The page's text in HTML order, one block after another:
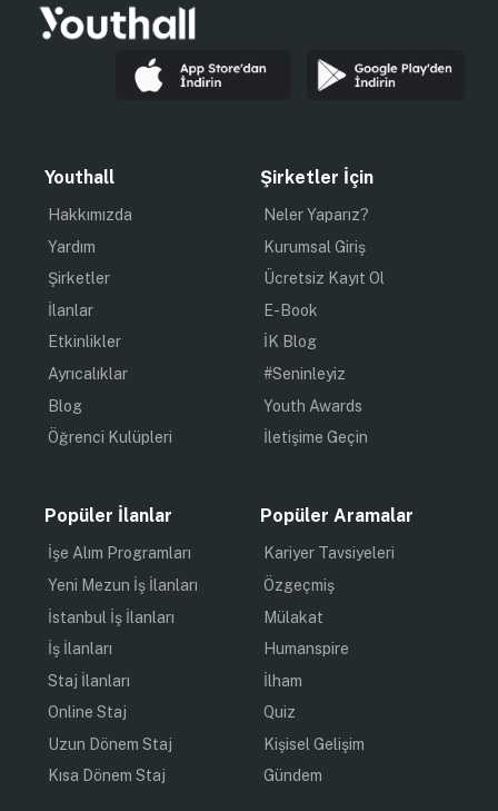
Youthall
Hakkımızda
Yardım
Şirketler
İlanlar
Etkinlikler
Ayrıcalıklar
Blog
Öğrenci Kulüpleri
Şirketler İçin
Neler Yaparız?
Kurumsal Giriş
Ücretsiz Kayıt Ol
E-Book
İK Blog
#Seninleyiz
Youth Awards
İletişime Geçin
Popüler İlanlar
İşe Alım Programları
Yeni Mezun İş İlanları
İstanbul İş İlanları
İş İlanları
Staj İlanları
Online Staj
Uzun Dönem Staj
Kısa Dönem Staj
Popüler Aramalar
Kariyer Tavsiyeleri
Özgeçmiş
Mülakat
Humanspire
İlham
Quiz
Kişisel Gelişim
Gündem